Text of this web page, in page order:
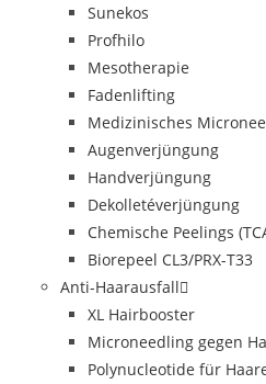
Sunekos
Profhilo
Mesotherapie
Fadenlifting
Medizinisches
Augenverjüngung
Handverjüngung
Dekolletéverjüngung
Chemische Peelings
Biorepeel CL3/PRX-T33
Anti-Haarausfall
XL Hairbooster
Microneedling gegen
Polynucleotide für